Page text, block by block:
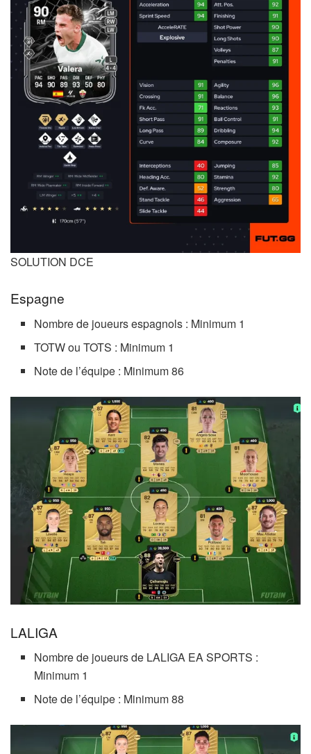
SOLUTION DCE
Espagne
Nombre de joueurs espagnols : Minimum 1
TOTW ou TOTS : Minimum 1
Note de l’équipe : Minimum 86
LALIGA
Nombre de joueurs de LALIGA EA SPORTS :
Minimum 1
Note de l’équipe : Minimum 88